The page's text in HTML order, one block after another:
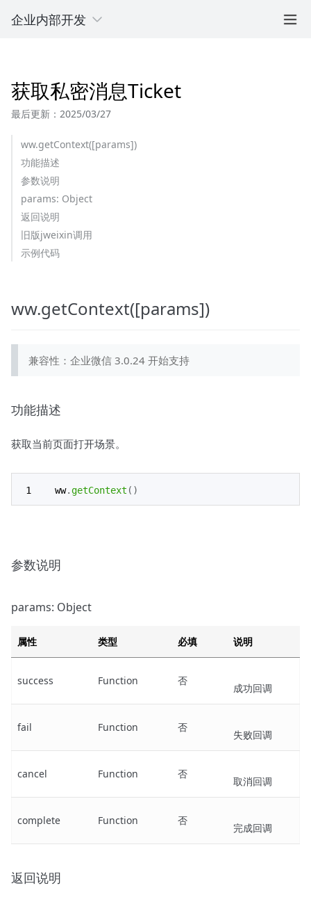
企业内部开发
获取私密消息Ticket
最后更新：2025/03/27
ww.getContext([params])
功能描述
参数说明
params: Object
返回说明
旧版jweixin调用
示例代码
ww.getContext([params])
兼容性：企业微信 3.0.24 开始支持
功能描述
获取当前页面打开场景。
ww.getContext ( )
参数说明
params: Object
属性 类型 必填 说明
success Function 否
成功回调
fail Function 否
失败回调
cancel Function 否
取消回调
complete Function 否
完成回调
返回说明